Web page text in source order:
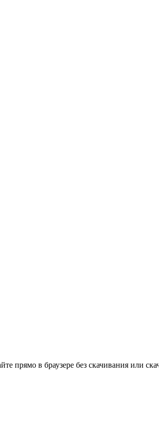
прямо в браузере без скачивания или